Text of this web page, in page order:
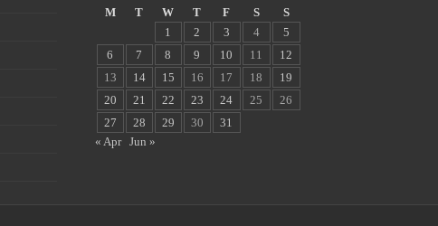
M
T W T F S
S
1
2 3 4
5
6
7 8 9 10 11
12
13
14 15 16 17 18
19
20
21 22 23 24 25
26
27
28 29 30
31
« Apr
Jun »